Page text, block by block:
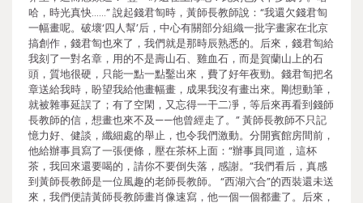
哈，時光真快……” 說起錢君匋時，黃師長教師說：“我還欠錢君匋
一幅畫呢。破壞‘四人幫’后，中心有關部分組織一批字畫家在北京
搞創作，錢君匋也來了，我們就是那時辰熟悉的。后來，錢君匋給
我刻了一對名章，用的不是壽山石、雞血石，而是賀蘭山上的石
頭，質地很硬，只能一點一點鑿出來，費了好年夜勁。錢君匋把名
章送給我時，盼望我給他畫幅畫，成果我沒有畫出來。剛想動筆，
就被雜事延誤了；有了空閑，又忘得一干二凈，等后來再看到錢師
長教師的信，想畫也來不及——他曾經走了。” 黃師長教師不只記
憶力好、健談，纖細處的舉止，也令我們激動。分開賓館房間前，
他給辦事員寫了一張便條，壓在茶杯上面：“辦事員同道，這杯
茶，我回來還要喝的，請你不要倒失落，感謝。”我們看后，真感
到黃師長教師是一位風趣的老師長教師。 “西湖六合”的西裝還未送
來，我們便請黃師長教師畫肖像速寫，他一個一個都畫了。后來，